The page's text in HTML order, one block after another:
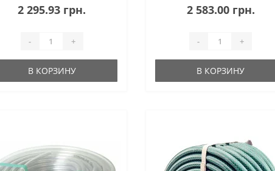
и чрезвычайно
средство для полива
2 295.93 грн.
- +
В КОРЗИНУ
токсичный Не содержит кадмий /
барий Не содержит свинец
водорослей Не скручивается
2 583.00 грн.
- +
В КОРЗИНУ